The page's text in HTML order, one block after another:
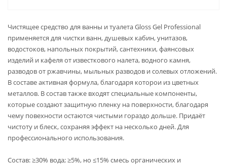
Чистящее средство для ванны и туалета Gloss Gel Professional
применяется для чистки ванн, душевых кабин, унитазов,
водостоков, напольных покрытий, сантехники, фаянсовых
изделий и кафеля от известкового налета, водного камня,
разводов от ржавчины, мыльных разводов и солевых отложений.
В составе активная формула, благодаря которои из цветных
металлов. В состав также входят специальные компоненты,
которые создают защитную пленку на поверхности, благодаря
чему повехности остаются чистыми гораздо дольше. Придаёт
чистоту и блеск, сохраняя эффект на несколько дней. Для
профессионального использования.
Состав: ≥30% вода; ≥5%, но ≤15% смесь органических и